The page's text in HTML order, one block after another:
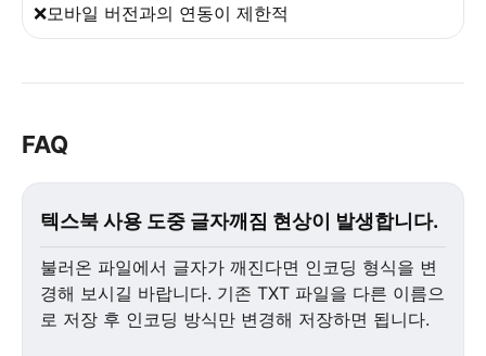
❌모바일 버전과의 연동이 제한적
FAQ
텍스북 사용 도중 글자깨짐 현상이 발생합니다.
불러온 파일에서 글자가 깨진다면 인코딩 형식을 변
경해 보시길 바랍니다. 기존 TXT 파일을 다른 이름으
로 저장 후 인코딩 방식만 변경해 저장하면 됩니다.